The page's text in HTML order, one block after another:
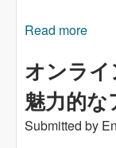
Read more
オンラ
魅力的
Submitted by